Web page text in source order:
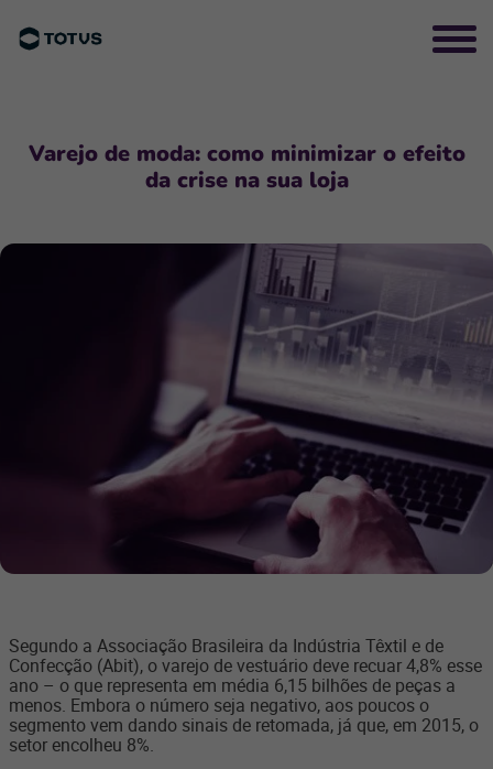
Varejo de moda: como minimizar o efeito
da crise na sua loja
Segundo a Associação Brasileira da Indústria Têxtil e de
Confecção (Abit), o varejo de vestuário deve recuar 4,8% esse
ano – o que representa em média 6,15 bilhões de peças a
menos. Embora o número seja negativo, aos poucos o
segmento vem dando sinais de retomada, já que, em 2015, o
setor encolheu 8%.